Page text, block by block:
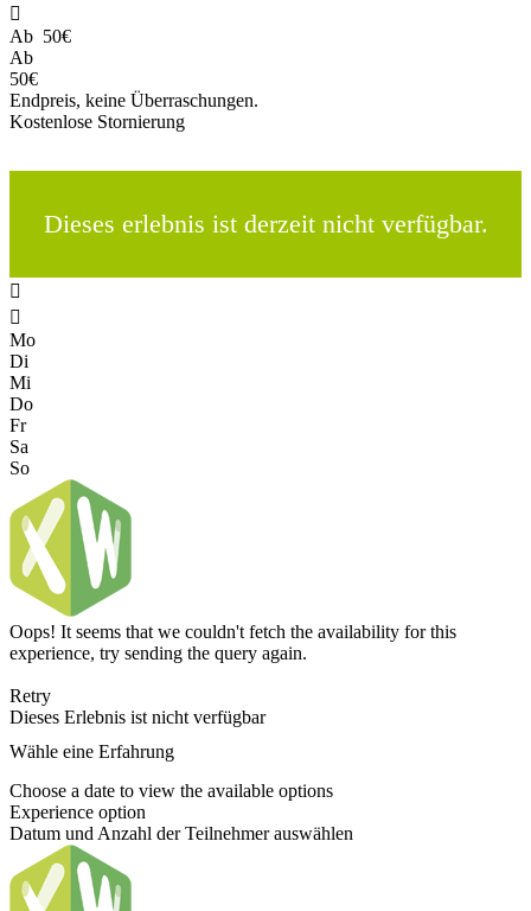

Ab 50€
Ab
50€
Endpreis, keine Überraschungen.
Kostenlose Stornierung
Dieses erlebnis ist derzeit nicht verfügbar.


Mo
Di
Mi
Do
Fr
Sa
So
Oops! It seems that we couldn't fetch the availability for this
experience, try sending the query again.
Retry
Dieses Erlebnis ist nicht verfügbar
Wähle eine Erfahrung
Choose a date to view the available options
Experience option
Datum und Anzahl der Teilnehmer auswählen